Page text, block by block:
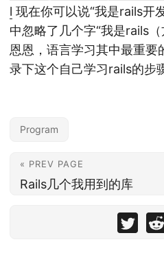
l 现在你可以说“我是rails开
中忽略了几个字“我是rails（
恩恩，语言学习其中最重要
录下这个自己学习rails的步
Program
« PREV PAGE
Rails几个我用到的库